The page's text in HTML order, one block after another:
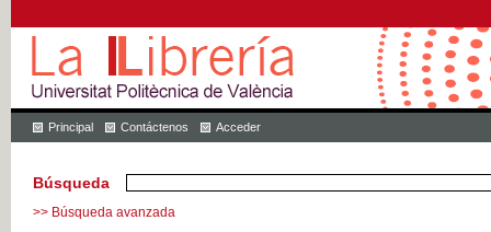
Principal Contáctenos Acceder
Búsqueda
>> Búsqueda avanzada